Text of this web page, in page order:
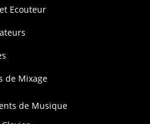
Ecouteur
de Mixage
de Musique